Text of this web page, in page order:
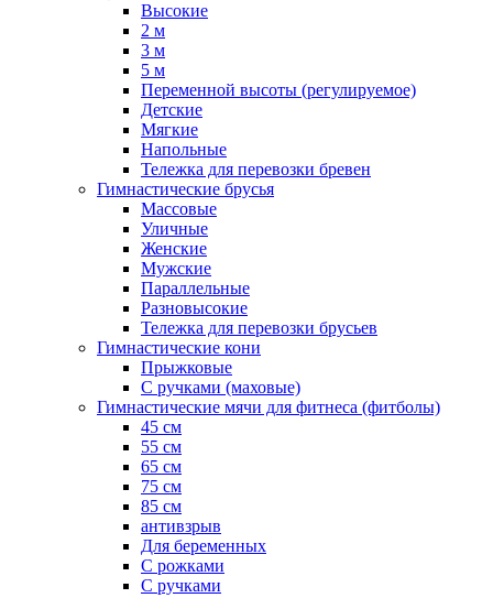
Высокие
2 м
3 м
5 м
Переменной высоты (регулируемое)
Детские
Мягкие
Напольные
Тележка для перевозки бревен
Гимнастические брусья
Массовые
Уличные
Женские
Мужские
Параллельные
Разновысокие
Тележка для перевозки брусьев
Гимнастические кони
Прыжковые
С ручками (маховые)
Гимнастические мячи для фитнеса (фитболы)
45 см
55 см
65 см
75 см
85 см
антивзрыв
Для беременных
С рожками
С ручками